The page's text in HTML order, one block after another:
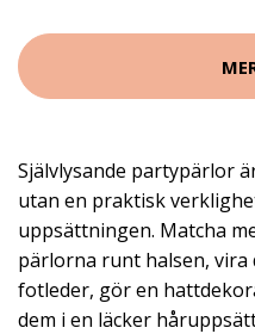
Självlysande partypärlor
utan en praktisk
uppsättningen. Matcha
pärlorna runt halsen,
fotleder, gör en
dem i en läcker